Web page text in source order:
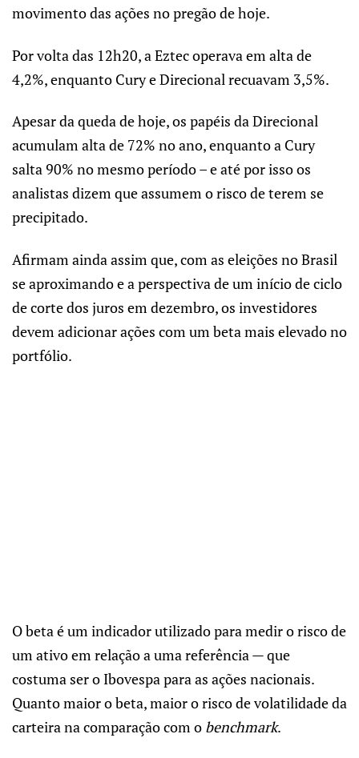
movimento das ações no pregão de hoje.
Por volta das 12h20, a Eztec operava em alta de
4,2%, enquanto Cury e Direcional recuavam 3,5%.
Apesar da queda de hoje, os papéis da Direcional
acumulam alta de 72% no ano, enquanto a Cury
salta 90% no mesmo período – e até por isso os
analistas dizem que assumem o risco de terem se
precipitado.
Afirmam ainda assim que, com as eleições no Brasil
se aproximando e a perspectiva de um início de ciclo
de corte dos juros em dezembro, os investidores
devem adicionar ações com um beta mais elevado no
portfólio.
O beta é um indicador utilizado para medir o risco de
um ativo em relação a uma referência — que
costuma ser o Ibovespa para as ações nacionais.
Quanto maior o beta, maior o risco de volatilidade da
carteira na comparação com o benchmark.